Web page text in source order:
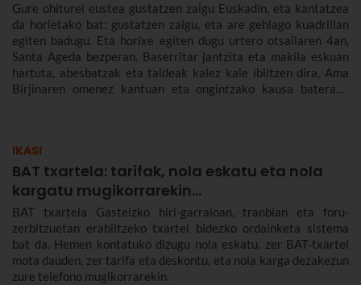
Gure ohiturei eustea gustatzen zaigu Euskadin, eta kantatzea
da horietako bat: gustatzen zaigu, eta are gehiago kuadrillan
egiten badugu. Eta horixe egiten dugu urtero otsailaren 4an,
Santa Ageda bezperan. Baserritar jantzita eta makila eskuan
hartuta, abesbatzak eta taldeak kalez kale ibiltzen dira, Ama
Birjinaren omenez kantuan eta ongintzako kausa baterako
IKASI
BAT txartela: tarifak, nola eskatu eta nola
kargatu mugikorrarekin...
BAT txartela Gasteizko hiri-garraioan, tranbian eta foru-
zerbitzuetan erabiltzeko txartel bidezko ordainketa sistema
bat da. Hemen kontatuko dizugu nola eskatu, zer BAT-txartel
mota dauden, zer tarifa eta deskontu, eta nola karga dezakezun
zure telefono mugikorrarekin.